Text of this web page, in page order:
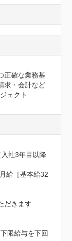
正確な業務基
求・会計など
ェクト
社3年目以降
給［基本給32
だきます
限給与を下回